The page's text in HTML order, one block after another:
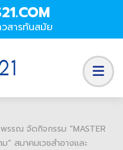
สารทันสมัย
รรณ จัดกิจกรรม ”MASTER
” สมาคมเวชสำอางและ